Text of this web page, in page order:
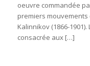
oeuvre commandée
premiers mouvements
Kalinnikov (1866-
consacrée aux […]